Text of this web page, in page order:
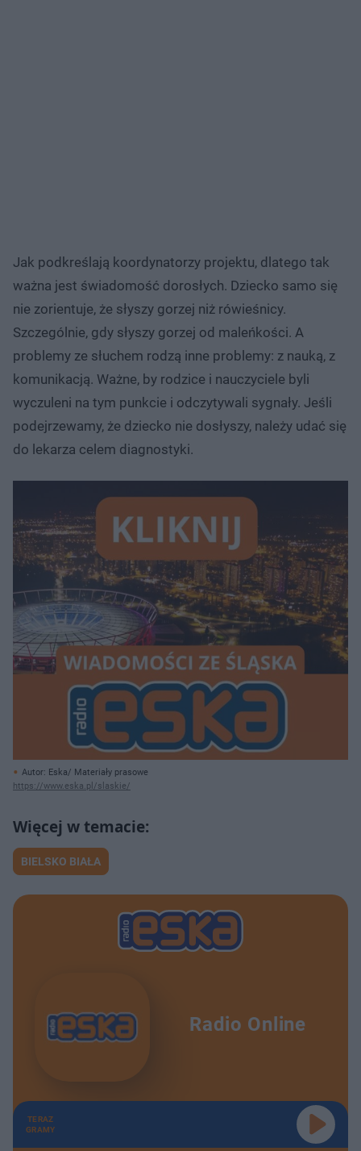
Jak podkreślają koordynatorzy projektu, dlatego tak
ważna jest świadomość dorosłych. Dziecko samo się
nie zorientuje, że słyszy gorzej niż rówieśnicy.
Szczególnie, gdy słyszy gorzej od maleńkości. A
problemy ze słuchem rodzą inne problemy: z nauką, z
komunikacją. Ważne, by rodzice i nauczyciele byli
wyczuleni na tym punkcie i odczytywali sygnały. Jeśli
podejrzewamy, że dziecko nie dosłyszy, należy udać się
do lekarza celem diagnostyki.
Autor: Eska/ Materiały prasowe
https://www.eska.pl/slaskie/
BIELSKO BIAŁA
Radio Online
TERAZ
GRAMY